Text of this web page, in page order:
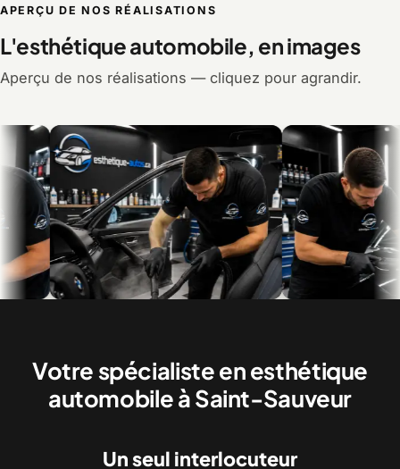
APERÇU DE NOS RÉALISATIONS
L'esthétique automobile, en images
Aperçu de nos réalisations — cliquez pour agrandir.
Votre spécialiste en esthétique
automobile à Saint-Sauveur
Un seul interlocuteur